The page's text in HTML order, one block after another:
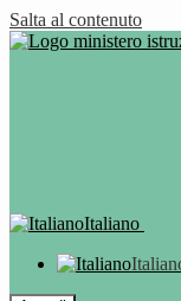
Salta al contenuto
Italiano